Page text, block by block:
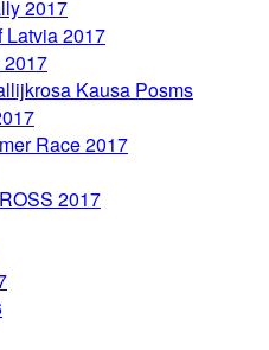
2017
Latvia 2017
Kausa Posms
Race 2017
2017